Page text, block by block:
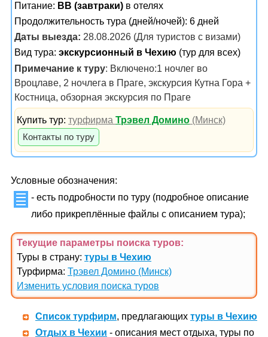
Питание: BB (завтраки) в отелях
Продолжительность тура (дней/ночей): 6 дней
Даты выезда: 28.08.2026 (Для туристов с визами)
Вид тура: экскурсионный в Чехию (тур для всех)
Примечание к туру: Включено:1 ночлег во
Вроцлаве, 2 ночлега в Праге, экскурсия Кутна Гора +
Костница, обзорная экскурсия по Праге
Купить тур:турфирмаТрэвел Домино (Минск)
Контакты по туру
Условные обозначения:
- есть подробности по туру (подробное описание
либо прикреплённые файлы с описанием тура);
Текущие параметры поиска туров:
Туры в страну: туры в Чехию
Турфирма: Трэвел Домино (Минск)
Изменить условия поиска туров
Список турфирм, предлагающих туры в Чехию
Отдых в Чехии - описания мест отдыха, туры по